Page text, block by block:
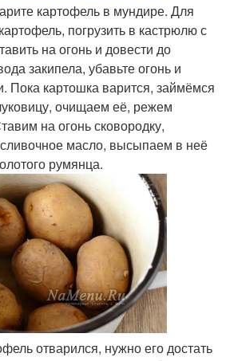
картофель в мундире. Для
погрузить в кастрюлю с
на огонь и довести до
закипела, убавьте огонь и
Пока картошка варится, займёмся
очищаем её, режем
на огонь сковородку,
масло, высыпаем в неё
румянца.
отварился, нужно его достать